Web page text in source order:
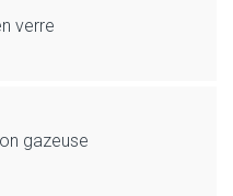
verre
gazeuse